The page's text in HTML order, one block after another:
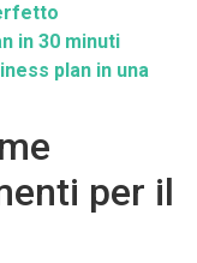
in 30 minuti
plan in una
per il